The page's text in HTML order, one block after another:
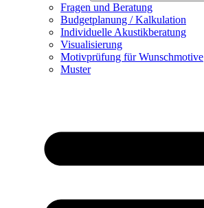
Fragen und Beratung
Budgetplanung / Kalkulation
Individuelle Akustikberatung
Visualisierung
Motivprüfung für Wunschmotive
Muster